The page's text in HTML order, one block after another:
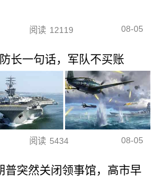
阅读 12119 08-05
长一句话，军队不买账
阅读 5434 08-05
普突然关闭领事馆，高市早